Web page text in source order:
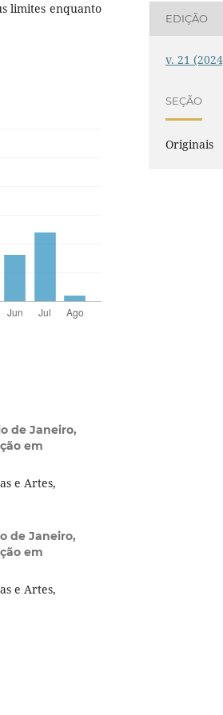
limites enquanto
de Janeiro,
em
e Artes,
de Janeiro,
em
e Artes,
EDIÇÃO
v. 21
SEÇÃO
Originais